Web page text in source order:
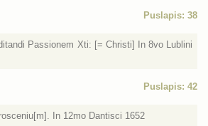
Puslapis: 38
Passionem Xti: [= Christi] In 8vo Lublini
Puslapis: 42
In 12mo Dantisci 1652